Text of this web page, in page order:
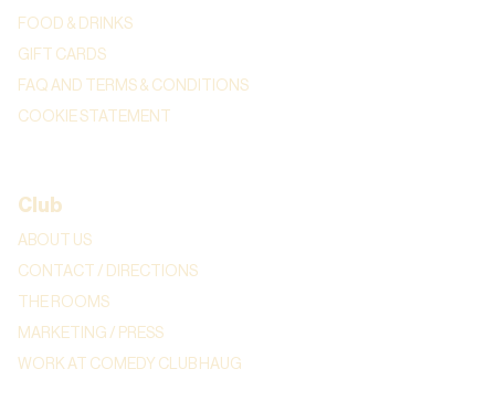
FOOD & DRINKS
GIFT CARDS
FAQ AND TERMS & CONDITIONS
COOKIE STATEMENT
Club
ABOUT US
CONTACT / DIRECTIONS
THE ROOMS
MARKETING / PRESS
WORK AT COMEDY CLUB HAUG